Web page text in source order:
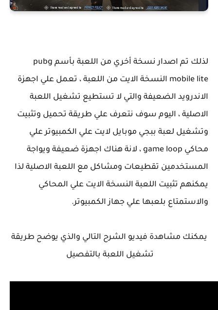
لذلك تم اصدار نسخة أخري من اللعبة بأسم pubg
mobile lite النسخة الايت من اللعبة ، تعمل علي اجهزة
الاندرويد الضعيفة والتي لا تستطيع تشغيل اللعبة
الاصلية ، اليوم سوف نتعرف علي طريقة تحميل وتثبيت
وتشغيل لعبة ببجي موبايل لايت علي الكمبيوتر علي
محاكي game loop ، لانة هناك اجهزة ضعيفة ويواجة
المستخدمين تقطيعات ومشاكل مع اللعبة الاصلية لذا
يمكنهم تثبيت اللعبة النسخة الايت علي المحاكي
والاستمتاع بلعبها علي جهاز الكمبيوتر.
يمكنك مشاهدة فيديو الشرح التالي والذي يوضح طريقة
تشغيل اللعبة بالتفصيل